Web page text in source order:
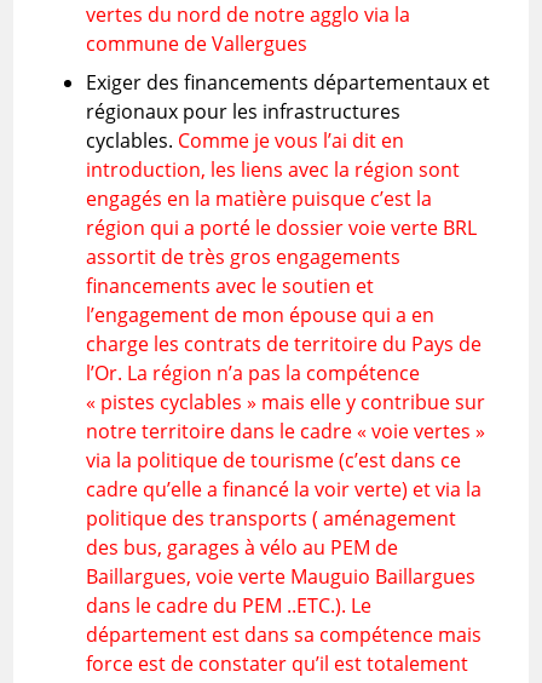
vertes du nord de notre agglo via la
commune de Vallergues
Exiger des financements départementaux et
régionaux pour les infrastructures
cyclables. Comme je vous l’ai dit en
introduction, les liens avec la région sont
engagés en la matière puisque c’est la
région qui a porté le dossier voie verte BRL
assortit de très gros engagements
financements avec le soutien et
l’engagement de mon épouse qui a en
charge les contrats de territoire du Pays de
l’Or. La région n’a pas la compétence
« pistes cyclables » mais elle y contribue sur
notre territoire dans le cadre « voie vertes »
via la politique de tourisme (c’est dans ce
cadre qu’elle a financé la voir verte) et via la
politique des transports ( aménagement
des bus, garages à vélo au PEM de
Baillargues, voie verte Mauguio Baillargues
dans le cadre du PEM ..ETC.). Le
département est dans sa compétence mais
force est de constater qu’il est totalement